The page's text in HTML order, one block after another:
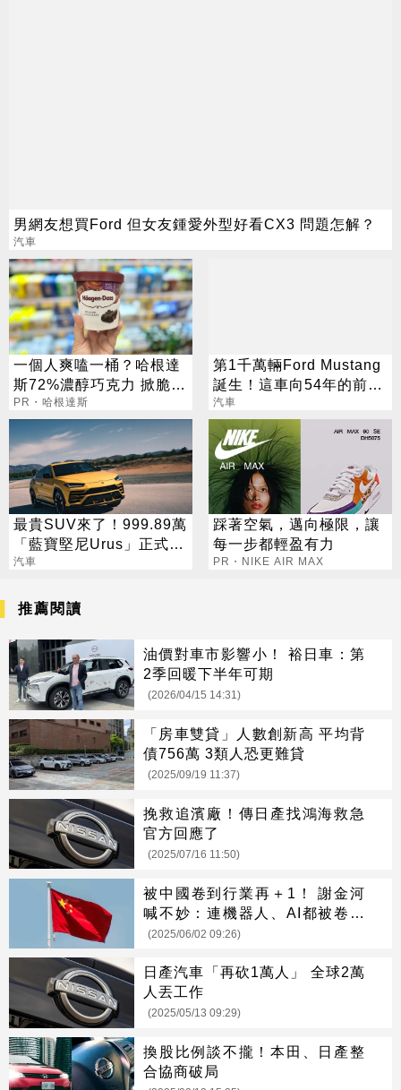
男網友想買Ford 但女友鍾愛外型好看CX3 問題怎解？
汽車
一個人爽嗑一桶？哈根達
斯72%濃醇巧克力 掀脆友
共鳴
PR・哈根達斯
第1千萬輛Ford Mustang
誕生！這車向54年的前輩
致敬
汽車
最貴SUV來了！999.89萬
「藍寶堅尼Urus」正式在
台上市
汽車
踩著空氣，邁向極限，讓
每一步都輕盈有力
PR・NIKE AIR MAX
推薦閱讀
油價對車市影響小！ 裕日車：第
2季回暖下半年可期
(2026/04/15 14:31)
「房車雙貸」人數創新高 平均背
債756萬 3類人恐更難貸
(2025/09/19 11:37)
挽救追濱廠！傳日產找鴻海救急
官方回應了
(2025/07/16 11:50)
被中國卷到行業再＋1！ 謝金河
喊不妙：連機器人、AI都被卷進
去
(2025/06/02 09:26)
日產汽車「再砍1萬人」 全球2萬
人丟工作
(2025/05/13 09:29)
換股比例談不攏！本田、日產整
合協商破局